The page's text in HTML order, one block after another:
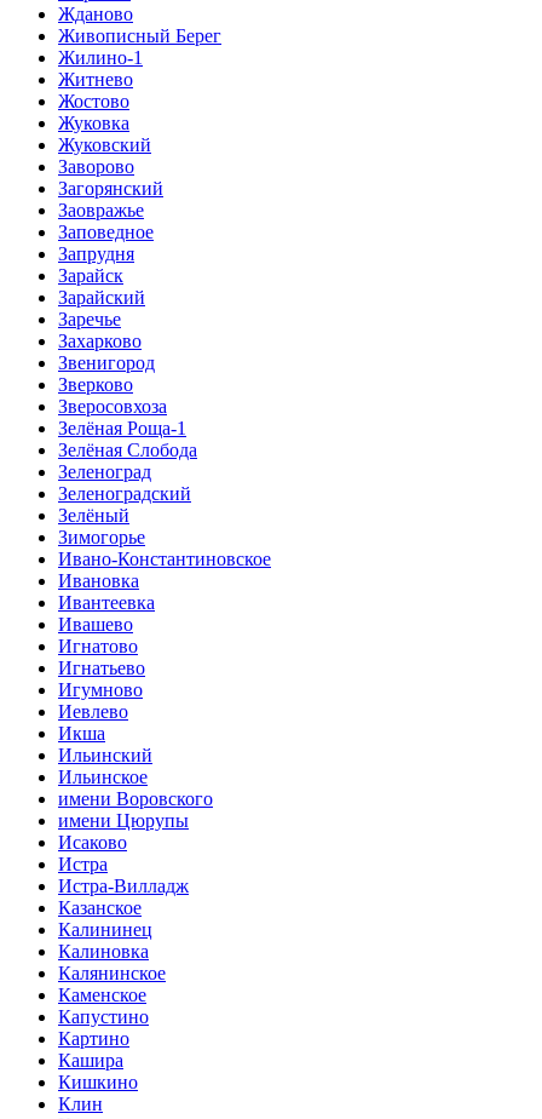
Жданово
Живописный Берег
Жилино-1
Житнево
Жостово
Жуковка
Жуковский
Заворово
Загорянский
Заовражье
Заповедное
Запрудня
Зарайск
Зарайский
Заречье
Захарково
Звенигород
Зверково
Зверосовхоза
Зелёная Роща-1
Зелёная Слобода
Зеленоград
Зеленоградский
Зелёный
Зимогорье
Ивано-Константиновское
Ивановка
Ивантеевка
Ивашево
Игнатово
Игнатьево
Игумново
Иевлево
Икша
Ильинский
Ильинское
имени Воровского
имени Цюрупы
Исаково
Истра
Истра-Вилладж
Казанское
Калининец
Калиновка
Калянинское
Каменское
Капустино
Картино
Кашира
Кишкино
Клин